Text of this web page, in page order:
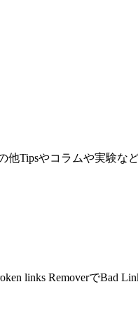
Tipsやコラムや実験な
links RemoverでBad